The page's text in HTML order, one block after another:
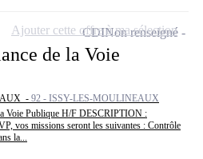
de la Voie
- 92 - ISSY-LES-MOULINEAUX
Voie Publique H/F DESCRIPTION :
vos missions seront les suivantes : Contrôle
la...
CDINon renseigné
Ajouter cette offre à ma sélection